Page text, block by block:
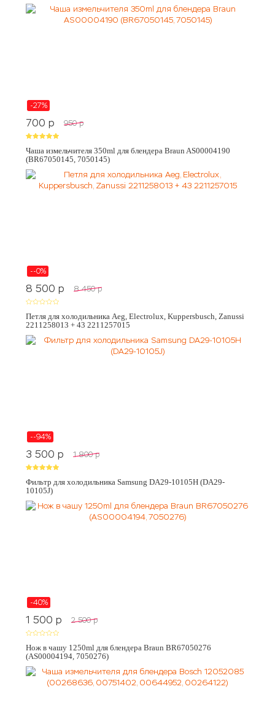
-27%
700 p 950 p
Чаша измельчителя 350ml для блендера Braun AS00004190
(BR67050145, 7050145)
--0%
8 500 p 8 450 p
Петля для холодильника Aeg, Electrolux, Kuppersbusch, Zanussi
2211258013 + 43 2211257015
--94%
3 500 p 1 800 p
Фильтр для холодильника Samsung DA29-10105H (DA29-
10105J)
-40%
1 500 p 2 500 p
Нож в чашу 1250ml для блендера Braun BR67050276
(AS00004194, 7050276)